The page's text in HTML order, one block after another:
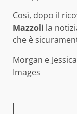
Così, dopo il
Mazzoli la
che è
Morgan e
Images